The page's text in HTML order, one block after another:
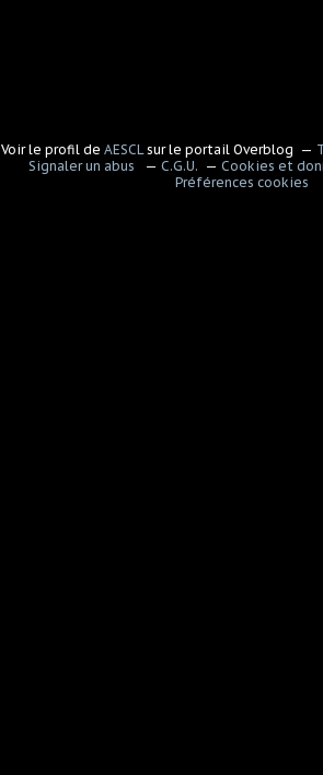
Voir le profil deAESCL sur le portail Overblog
Signaler un abus
C.G.U.
Cookies et
Préférences cookies